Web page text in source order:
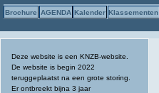
Brochure AGENDA Kalender Klassementen
Deze website is een KNZB-website.
De website is begin 2022
teruggeplaatst na een grote storing.
Er ontbreekt bijna 3 jaar